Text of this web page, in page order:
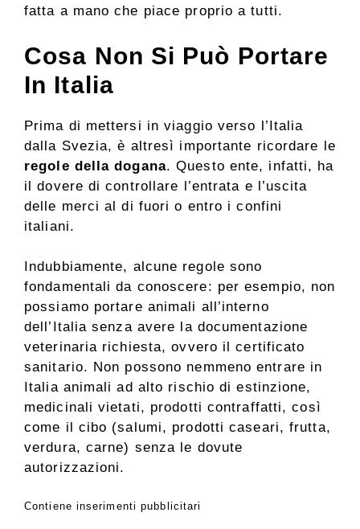
fatta a mano che piace proprio a tutti.
Cosa Non Si Può Portare
In Italia
Prima di mettersi in viaggio verso l’Italia
dalla Svezia, è altresì importante ricordare le
regole della dogana. Questo ente, infatti, ha
il dovere di controllare l’entrata e l’uscita
delle merci al di fuori o entro i confini
italiani.
Indubbiamente, alcune regole sono
fondamentali da conoscere: per esempio, non
possiamo portare animali all’interno
dell’Italia senza avere la documentazione
veterinaria richiesta, ovvero il certificato
sanitario. Non possono nemmeno entrare in
Italia animali ad alto rischio di estinzione,
medicinali vietati, prodotti contraffatti, così
come il cibo (salumi, prodotti caseari, frutta,
verdura, carne) senza le dovute
autorizzazioni.
Contiene inserimenti pubblicitari